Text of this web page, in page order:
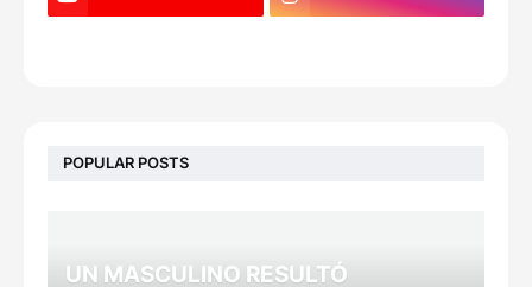
POPULAR POSTS
UN MASCULINO RESULTÓ